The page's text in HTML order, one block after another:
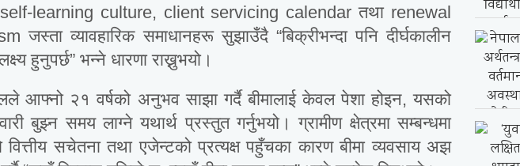
learning culture, client servicing calendar तथा renewal
जस्ता व्यावहारिक समाधानहरू सुझाउँदै “बिक्रीभन्दा पनि दीर्घकालीन
हुनुपर्छ” भन्ने धारणा राख्नुभयो।
आफ्नो २१ वर्षको अनुभव साझा गर्दै बीमालाई केवल पेशा होइन, यसको
बुझ्न समय लाग्ने यथार्थ प्रस्तुत गर्नुभयो। ग्रामीण क्षेत्रमा सम्बन्धमा
वित्तीय सचेतना तथा एजेन्टको प्रत्यक्ष पहुँचका कारण बीमा व्यवसाय अझ